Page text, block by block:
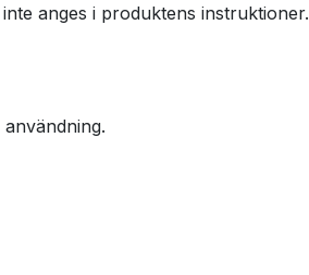
anges i produktens instruktioner.